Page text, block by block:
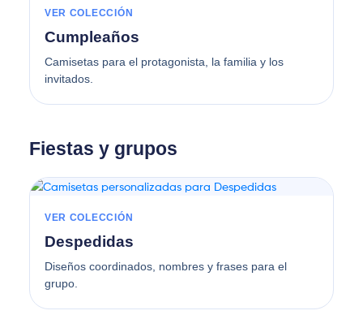
VER COLECCIÓN
Cumpleaños
Camisetas para el protagonista, la familia y los
invitados.
Fiestas y grupos
VER COLECCIÓN
Despedidas
Diseños coordinados, nombres y frases para el
grupo.